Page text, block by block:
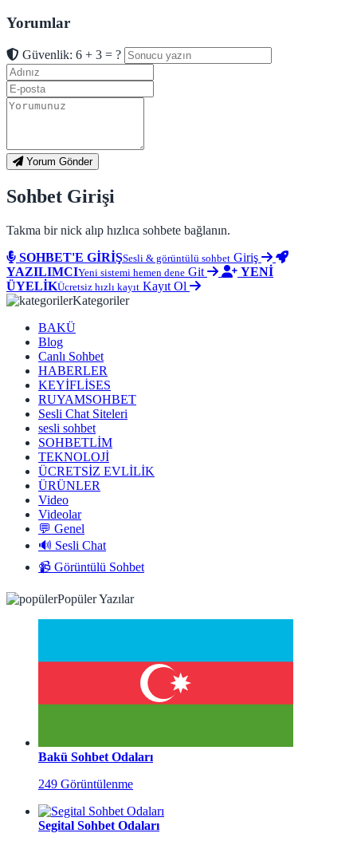
Yorumlar
Güvenlik: 6 + 3 = ?
Yorum Gönder
Sohbet Girişi
Takma bir nick alıp hızlıca sohbete bağlanın.
SOHBET'E GİRİŞSesli & görüntülü sohbet Giriş
YAZILIMCIYeni sistemi hemen dene Git
YENİ
ÜYELİKÜcretsiz hızlı kayıt Kayıt Ol
Kategoriler
BAKÜ
Blog
Canlı Sohbet
HABERLER
KEYİFLİSES
RUYAMSOHBET
Sesli Chat Siteleri
sesli sohbet
SOHBETLİM
TEKNOLOJİ
ÜCRETSİZ EVLİLİK
ÜRÜNLER
Video
Videolar
💬 Genel
🔊 Sesli Chat
📹 Görüntülü Sohbet
Popüler Yazılar
Bakü Sohbet Odaları
249 Görüntülenme
Segital Sohbet Odaları